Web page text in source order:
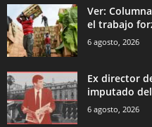
Ver:
el trabajo
6 agosto, 2026
Ex director
imputado
6 agosto, 2026